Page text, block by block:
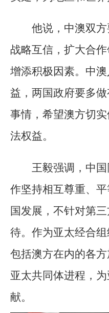
他说，中澳双
战略互信，扩大合
增添积极因素。中
益，两国政府要多
事情，希望澳方切
法权益。
王毅强调，中
作坚持相互尊重、
国发展，不针对第
待。作为亚太经合
包括澳方在内的各
亚太共同体进程，
献。